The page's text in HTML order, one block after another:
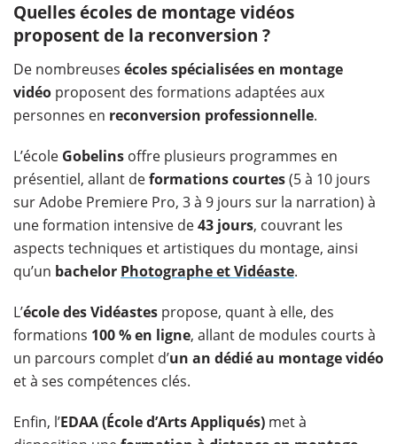
Quelles écoles de montage vidéos
proposent de la reconversion ?
De nombreuses écoles spécialisées en montage
vidéo proposent des formations adaptées aux
personnes en reconversion professionnelle.
L’école Gobelins offre plusieurs programmes en
présentiel, allant deformations courtes(5 à 10 jours
sur Adobe Premiere Pro, 3 à 9 jours sur la narration) à
une formation intensive de43 jours, couvrant les
aspects techniques et artistiques du montage, ainsi
qu’un bachelor Photographe et Vidéaste.
L’école des Vidéastes propose, quant à elle, des
formations 100 % en ligne, allant de modules courts à
un parcours complet d’un an dédié au montage vidéo
et à ses compétences clés.
Enfin, l’EDAA (École d’Arts Appliqués) met à